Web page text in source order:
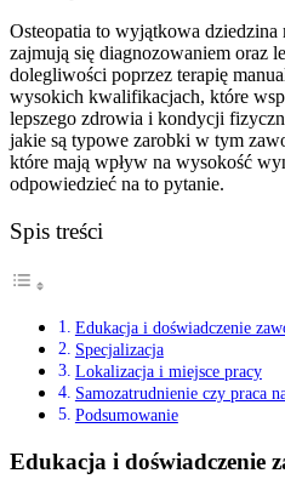
Osteopatia to wyjątkowa
zajmują się diagnozowaniem oraz
dolegliwości poprzez terapię
wysokich kwalifikacjach, które
lepszego zdrowia i kondycji
jakie są typowe zarobki w tym
które mają wpływ na wysokość
odpowiedzieć na to pytanie.
Spis treści
Edukacja i doświadczenie
Specjalizacja
Lokalizacja i miejsce pracy
Samozatrudnienie czy praca
Podsumowanie
Edukacja i doświadczenie